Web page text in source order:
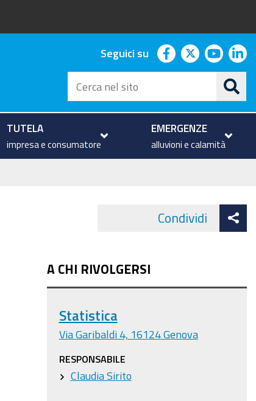
Seguici su facebook
twitter
Cerca
nel
sito
TUTELA
impresa e consumatore
EMERGENZE
alluvioni e calamità
Condividi
A CHI RIVOLGERSI
Statistica
Via Garibaldi 4, 16124 Genova
RESPONSABILE
Claudia Sirito